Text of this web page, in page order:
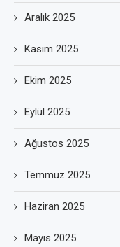
Aralık 2025
Kasım 2025
Ekim 2025
Eylül 2025
Ağustos 2025
Temmuz 2025
Haziran 2025
Mayıs 2025